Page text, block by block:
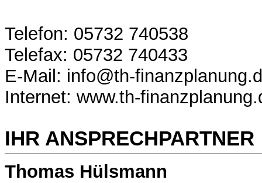
Telefon: 05732 740538
Telefax: 05732 740433
E-Mail: info@th-
Internet: www.th-
IHR ANSPRECHPARTNER
Thomas Hülsmann